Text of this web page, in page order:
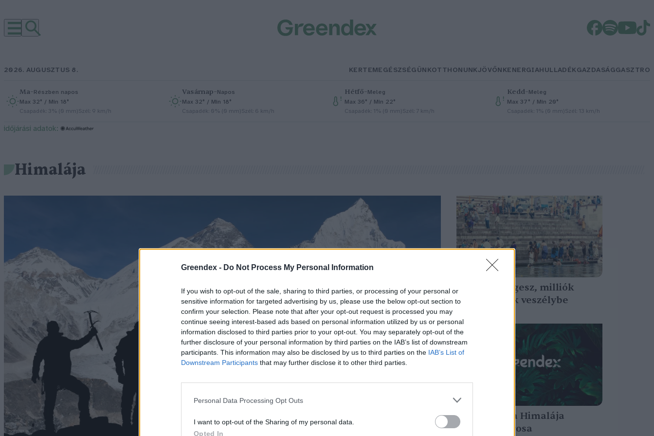
Greendex - Do Not Process My Personal Information
If you wish to opt-out of the sale, sharing to third parties, or processing of your personal or
sensitive information for targeted advertising by us, please use the below opt-out section to
confirm your selection. Please note that after your opt-out request is processed you may
continue seeing interest-based ads based on personal information utilized by us or personal
information disclosed to third parties prior to your opt-out. You may separately opt-out of the
further disclosure of your personal information by third parties on the IAB’s list of downstream
participants. This information may also be disclosed by us to third parties on the IAB’s List of
Downstream Participants that may further disclose it to other third parties.
Personal Data Processing Opt Outs
I want to opt-out of the Sharing of my personal data.
Opted In
2026. AUGUSZTUS 8. KERTEMEGÉSZSÉGÜNKOTTHONUNKJÖVŐNKENERGIAHULLADÉKGAZDASÁGGASZTRO
Ma–Részben napos
Max 32° / Min 18°
Csapadék: 3% (0 mm)Szél: 9 km/h
Vasárnap–Napos
Max 32° / Min 18°
Csapadék: 0% (0 mm)Szél: 6 km/h
Hétfő–Meleg
Max 36° / Min 22°
Csapadék: 1% (0 mm)Szél: 7 km/h
Kedd–Meleg
Max 37° / Min 20°
Csapadék: 1% (0 mm)Szél: 13 km/h
időjárási adatok:
Himalája
Apad a Gangesz, milliók
kerülhetnek veszélybe
Joshimath, a Himalája
süllyedő városa